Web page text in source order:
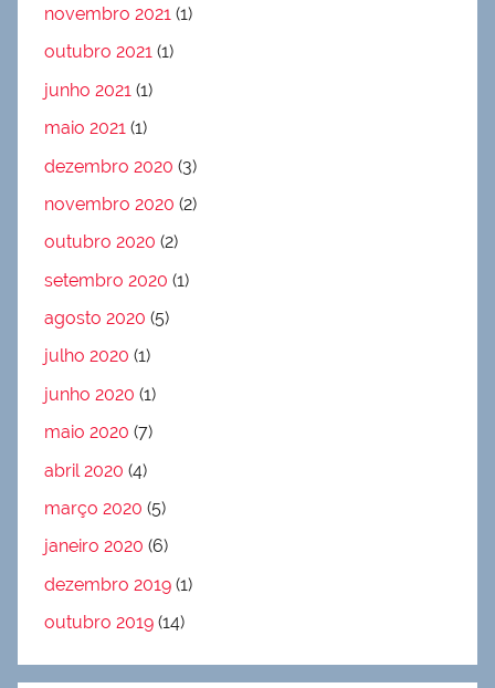
novembro 2021 (1)
outubro 2021 (1)
junho 2021 (1)
maio 2021 (1)
dezembro 2020 (3)
novembro 2020 (2)
outubro 2020 (2)
setembro 2020 (1)
agosto 2020 (5)
julho 2020 (1)
junho 2020 (1)
maio 2020 (7)
abril 2020 (4)
março 2020 (5)
janeiro 2020 (6)
dezembro 2019 (1)
outubro 2019 (14)